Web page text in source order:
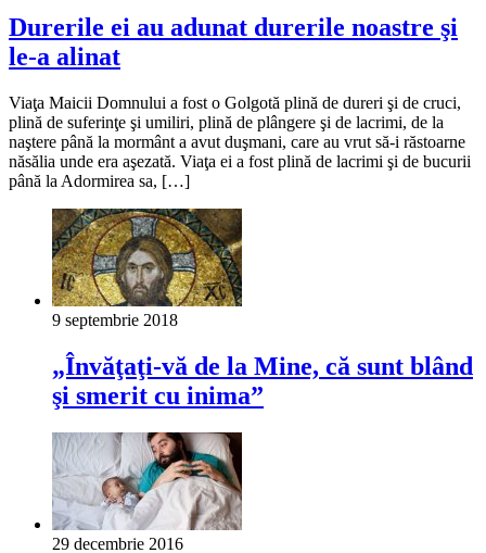
Durerile ei au adunat durerile noastre şi
le-a alinat
Viaţa Maicii Domnului a fost o Golgotă plină de dureri şi de cruci,
plină de suferinţe şi umiliri, plină de plângere şi de lacrimi, de la
naştere până la mormânt a avut duşmani, care au vrut să-i răstoarne
năsălia unde era aşezată. Viaţa ei a fost plină de lacrimi şi de bucurii
până la Adormirea sa, […]
9 septembrie 2018
„Învăţaţi-vă de la Mine, că sunt blând
şi smerit cu inima”
29 decembrie 2016